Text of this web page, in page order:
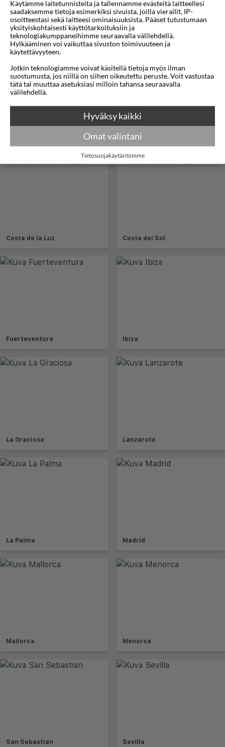
Kanariansaaret Costa Blanca
Costa Dorada
Costa de la Luz Costa del Sol
Fuerteventura Ibiza
La Graciosa Lanzarote
La Palma Madrid
Mallorca Menorca
San Sebastian Sevilla
Käytämme laitetunnisteita ja tallennamme evästeitä laitteellesi
saadaksemme tietoja esimerkiksi sivuista, joilla vierailit, IP-
osoitteestasi sekä laitteesi ominaisuuksista. Pääset tutustumaan
yksityiskohtaisesti käyttötarkoituksiin ja
teknologiakumppaneihimme seuraavalla välilehdellä.
Hylkääminen voi vaikuttaa sivuston toimivuuteen ja
käytettävyyteen.
Jotkin teknologiamme voivat käsitellä tietoja myös ilman
suostumusta, jos niillä on siihen oikeutettu peruste. Voit vastustaa
tätä tai muuttaa asetuksiasi milloin tahansa seuraavalla
välilehdellä.
Hyväksy kaikki
Omat valintani
Tietosuojakäytäntömme